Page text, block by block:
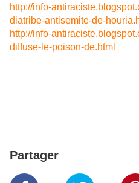
http://info-
diatribe-antisemite-de-
http://info-
diffuse-le-poison-de.html
Partager